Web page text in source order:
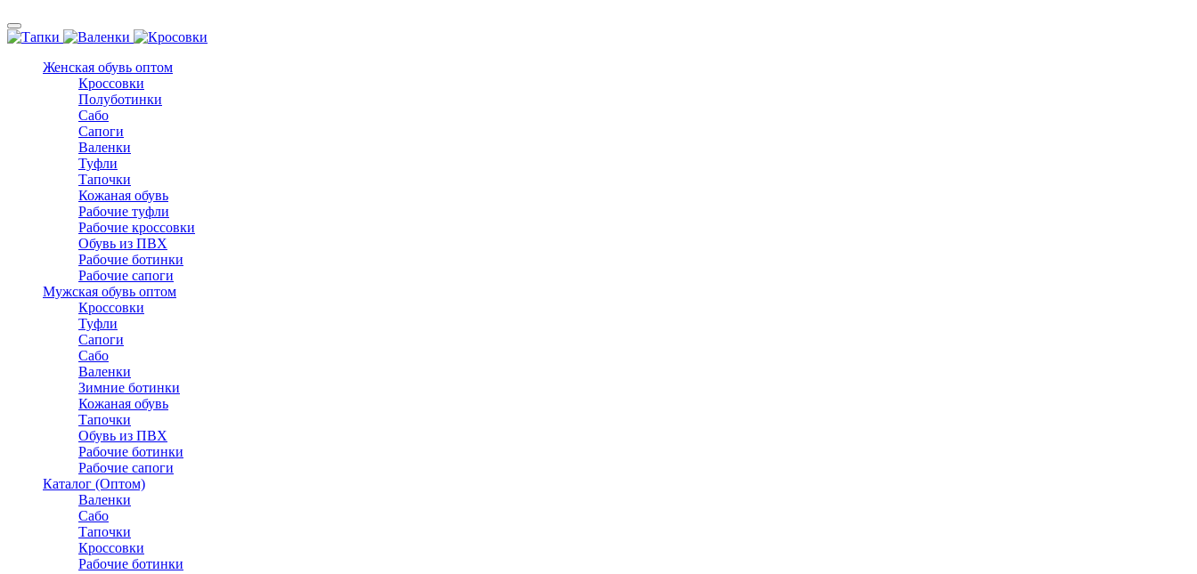
Женская обувь оптом
Кроссовки
Полуботинки
Сабо
Сапоги
Валенки
Туфли
Тапочки
Кожаная обувь
Рабочие туфли
Рабочие кроссовки
Обувь из ПВХ
Рабочие ботинки
Рабочие сапоги
Мужская обувь оптом
Кроссовки
Туфли
Сапоги
Сабо
Валенки
Зимние ботинки
Кожаная обувь
Тапочки
Обувь из ПВХ
Рабочие ботинки
Рабочие сапоги
Каталог (Оптом)
Валенки
Сабо
Тапочки
Кроссовки
Рабочие ботинки